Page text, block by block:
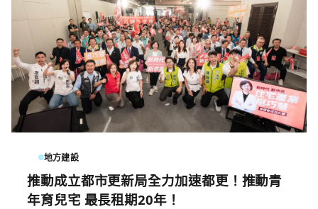
地方建設
推動成立都市更新局全力加速都更！推動青
年育兒宅 最長租期20年！